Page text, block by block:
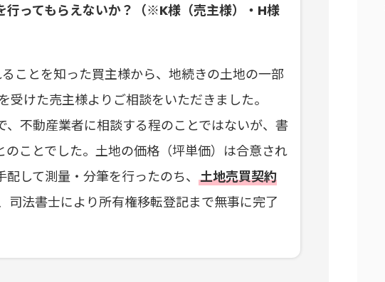
行ってもらえないか？（※K様（売主様）・H様
ことを知った買主様から、地続きの土地の一部
受けた売主様よりご相談をいただきました。
、不動産業者に相談する程のことではないが、書
ことでした。土地の価格（坪単価）は合意され
して測量・分筆を行ったのち、土地売買契約
司法書士により所有権移転登記まで無事に完了